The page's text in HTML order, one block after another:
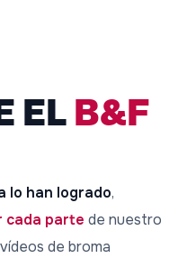
ELB&F
lo han logrado,
cada parte de nuestro
de broma